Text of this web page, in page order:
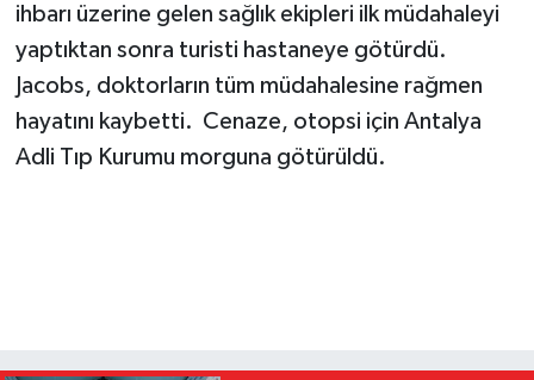
ihbarı üzerine gelen sağlık ekipleri ilk müdahaleyi
yaptıktan sonra turisti hastaneye götürdü.
Jacobs, doktorların tüm müdahalesine rağmen
hayatını kaybetti. Cenaze, otopsi için Antalya
Adli Tıp Kurumu morguna götürüldü.